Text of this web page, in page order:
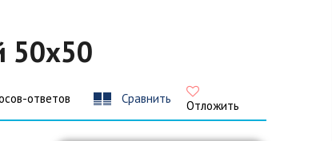
50x50
ответов Сравнить Отложить